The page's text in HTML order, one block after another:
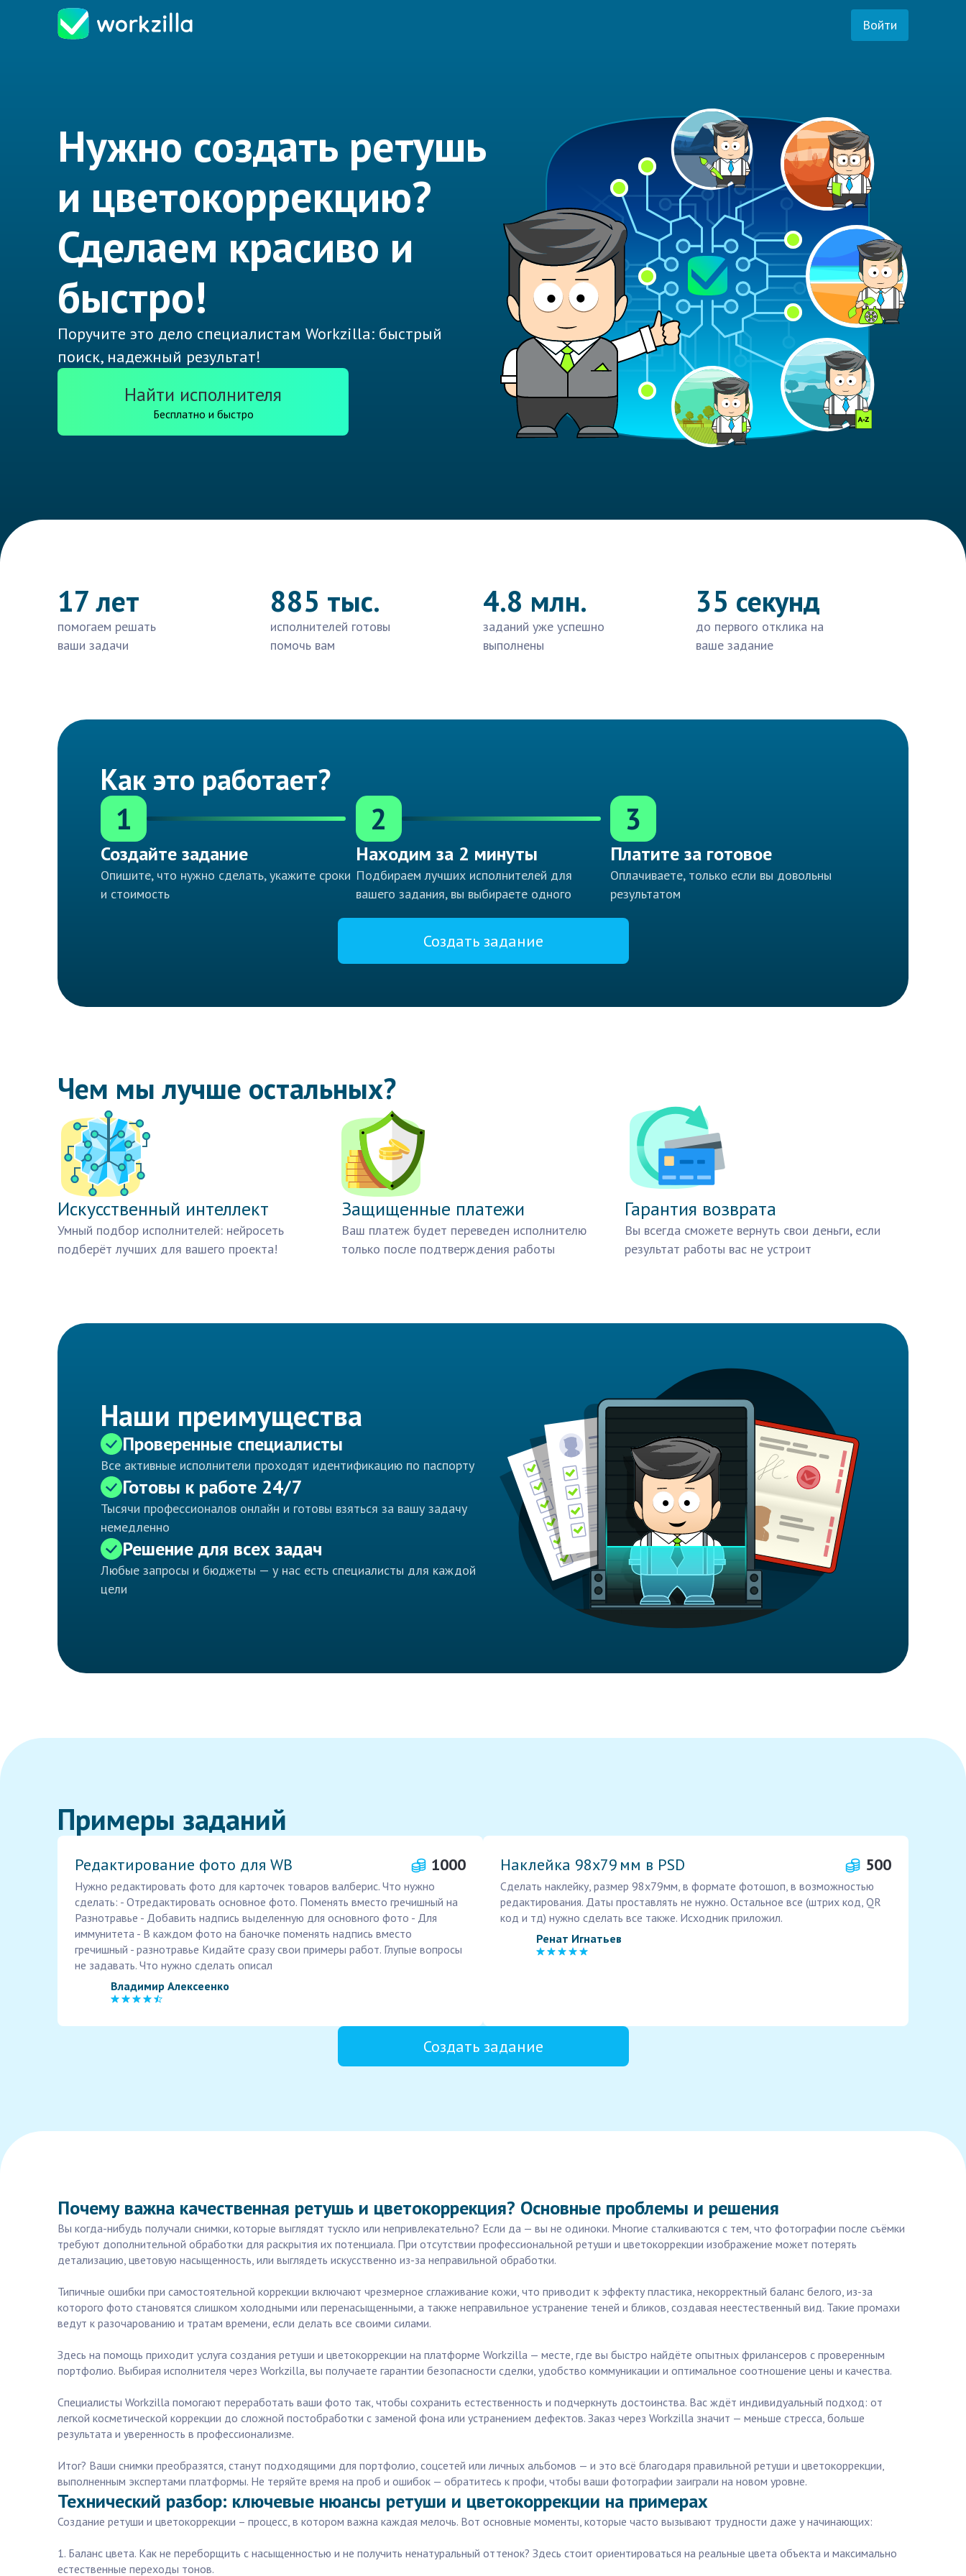
Войти
Нужно создать ретушь
и цветокоррекцию?
Сделаем красиво и
быстро!
Поручите это дело специалистам Workzilla: быстрый
поиск, надежный результат!
Найти исполнителя
Бесплатно и быстро
17 лет
помогаем решать
ваши задачи
885 тыс.
исполнителей готовы
помочь вам
4.8 млн.
заданий уже успешно
выполнены
35 секунд
до первого отклика на
ваше задание
Как это работает?
1
Создайте задание
Опишите, что нужно сделать, укажите сроки
и стоимость
2
Находим за 2 минуты
Подбираем лучших исполнителей для
вашего задания, вы выбираете одного
3
Платите за готовое
Оплачиваете, только если вы довольны
результатом
Создать задание
Чем мы лучше остальных?
Искусственный интеллект
Умный подбор исполнителей: нейросеть
подберёт лучших для вашего проекта!
Защищенные платежи
Ваш платеж будет переведен исполнителю
только после подтверждения работы
Гарантия возврата
Вы всегда сможете вернуть свои деньги, если
результат работы вас не устроит
Наши преимущества
Проверенные специалисты
Все активные исполнители проходят идентификацию по паспорту
Готовы к работе 24/7
Тысячи профессионалов онлайн и готовы взяться за вашу задачу
немедленно
Решение для всех задач
Любые запросы и бюджеты — у нас есть специалисты для каждой
цели
Примеры заданий
Редактирование фото для WB 1000
Нужно редактировать фото для карточек товаров валберис. Что нужно
сделать: - Отредактировать основное фото. Поменять вместо гречишный на
Разнотравье - Добавить надпись выделенную для основного фото - Для
иммунитета - В каждом фото на баночке поменять надпись вместо
гречишный - разнотравье Кидайте сразу свои примеры работ. Глупые вопросы
не задавать. Что нужно сделать описал
Владимир Алексеенко
Наклейка 98х79 мм в PSD 500
Сделать наклейку, размер 98х79мм, в формате фотошоп, в возможностью
редактирования. Даты проставлять не нужно. Остальное все (штрих код, QR
код и тд) нужно сделать все также. Исходник приложил.
Ренат Игнатьев
Создать задание
Почему важна качественная ретушь и цветокоррекция? Основные проблемы и решения
Вы когда-нибудь получали снимки, которые выглядят тускло или непривлекательно? Если да — вы не одиноки. Многие сталкиваются с тем, что фотографии после съёмки
требуют дополнительной обработки для раскрытия их потенциала. При отсутствии профессиональной ретуши и цветокоррекции изображение может потерять
детализацию, цветовую насыщенность, или выглядеть искусственно из-за неправильной обработки.
Типичные ошибки при самостоятельной коррекции включают чрезмерное сглаживание кожи, что приводит к эффекту пластика, некорректный баланс белого, из-за
которого фото становятся слишком холодными или перенасыщенными, а также неправильное устранение теней и бликов, создавая неестественный вид. Такие промахи
ведут к разочарованию и тратам времени, если делать все своими силами.
Здесь на помощь приходит услуга создания ретуши и цветокоррекции на платформе Workzilla — месте, где вы быстро найдёте опытных фрилансеров с проверенным
портфолио. Выбирая исполнителя через Workzilla, вы получаете гарантии безопасности сделки, удобство коммуникации и оптимальное соотношение цены и качества.
Специалисты Workzilla помогают переработать ваши фото так, чтобы сохранить естественность и подчеркнуть достоинства. Вас ждёт индивидуальный подход: от
легкой косметической коррекции до сложной постобработки с заменой фона или устранением дефектов. Заказ через Workzilla значит — меньше стресса, больше
результата и уверенность в профессионализме.
Итог? Ваши снимки преобразятся, станут подходящими для портфолио, соцсетей или личных альбомов — и это всё благодаря правильной ретуши и цветокоррекции,
выполненным экспертами платформы. Не теряйте время на проб и ошибок — обратитесь к профи, чтобы ваши фотографии заиграли на новом уровне.
Технический разбор: ключевые нюансы ретуши и цветокоррекции на примерах
Создание ретуши и цветокоррекции – процесс, в котором важна каждая мелочь. Вот основные моменты, которые часто вызывают трудности даже у начинающих:
1. Баланс цвета. Как не переборщить с насыщенностью и не получить ненатуральный оттенок? Здесь стоит ориентироваться на реальные цвета объекта и максимально
естественные переходы тонов.